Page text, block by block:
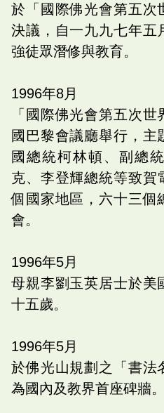
於「國際佛光會第五次
決議，自一九九七年五
強徒眾潛修與教育。
1996年8月
「國際佛光會第五次
國巴黎會議廳舉行，主
國總統柯林頓、副總
克、李登輝總統等致賀
個國家地區，六十三個
會。
1996年5月
母親李劉玉英居士於美
十五歲。
1996年5月
於佛光山規劃之「書法
為國內及教界首座碑牆。